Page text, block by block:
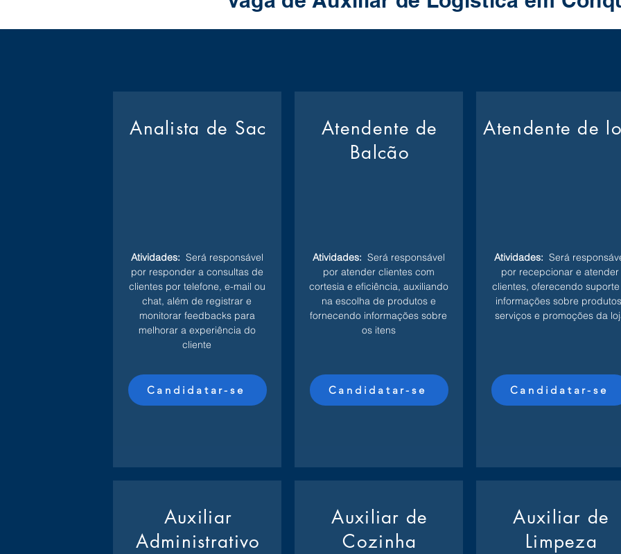
Analista de Sac
Atividades: Será responsável
por responder a consultas de
clientes por telefone, e-mail ou
chat, além de registrar e
monitorar feedbacks para
melhorar a experiência do
cliente
Candidatar-se
Auxiliar
Administrativo
Atendente de
Balcão
Atividades: Será responsável
por atender clientes com
cortesia e eficiência, auxiliando
na escolha de produtos e
fornecendo informações sobre
os itens
Candidatar-se
Auxiliar de
Cozinha
Atendente de
Atividades: Será
por recepcionar e atender
clientes, oferecendo
informações sobre
serviços e promoções da
Candidatar-se
Auxiliar de
Limpeza